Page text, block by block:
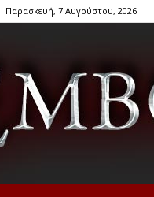
Παρασκευή, 7 Αυγούστου, 2026